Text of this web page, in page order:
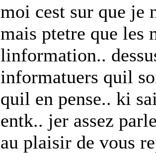
moi cest sur que je
mais ptetre que les
linformation..
informatuers quil
quil en pense.. ki
entk.. jer assez
au plaisir de vous